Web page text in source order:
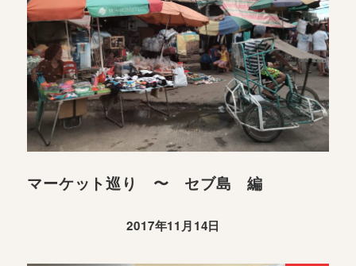
マーケット巡り 〜 セブ島 編
2017年11月14日